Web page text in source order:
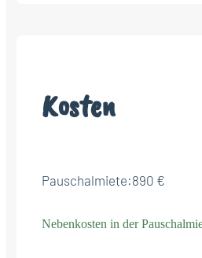
Kosten
Pauschalmiete:890 €
Nebenkosten in der